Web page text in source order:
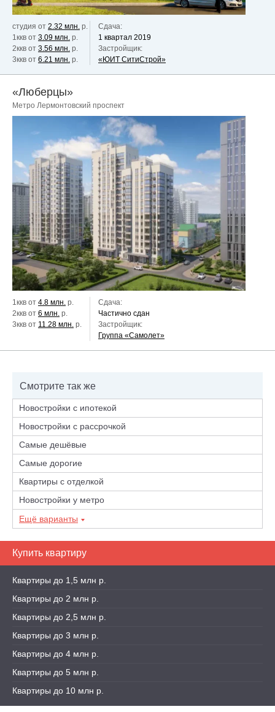
студия от 2.32 млн. р.
1ккв от 3.09 млн. р.
2ккв от 3.56 млн. р.
3ккв от 6.21 млн. р.
Сдача:
1 квартал 2019
Застройщик:
«ЮИТ СитиСтрой»
«Люберцы»
Метро Лермонтовский проспект
1ккв от 4.8 млн. р.
2ккв от 6 млн. р.
3ккв от 11.28 млн. р.
Сдача:
Частично сдан
Застройщик:
Группа «Самолет»
Смотрите так же
Новостройки с ипотекой
Новостройки с рассрочкой
Самые дешёвые
Самые дорогие
Квартиры с отделкой
Новостройки у метро
Ещё варианты
Купить квартиру
Квартиры до 1,5 млн р.
Квартиры до 2 млн р.
Квартиры до 2,5 млн р.
Квартиры до 3 млн р.
Квартиры до 4 млн р.
Квартиры до 5 млн р.
Квартиры до 10 млн р.